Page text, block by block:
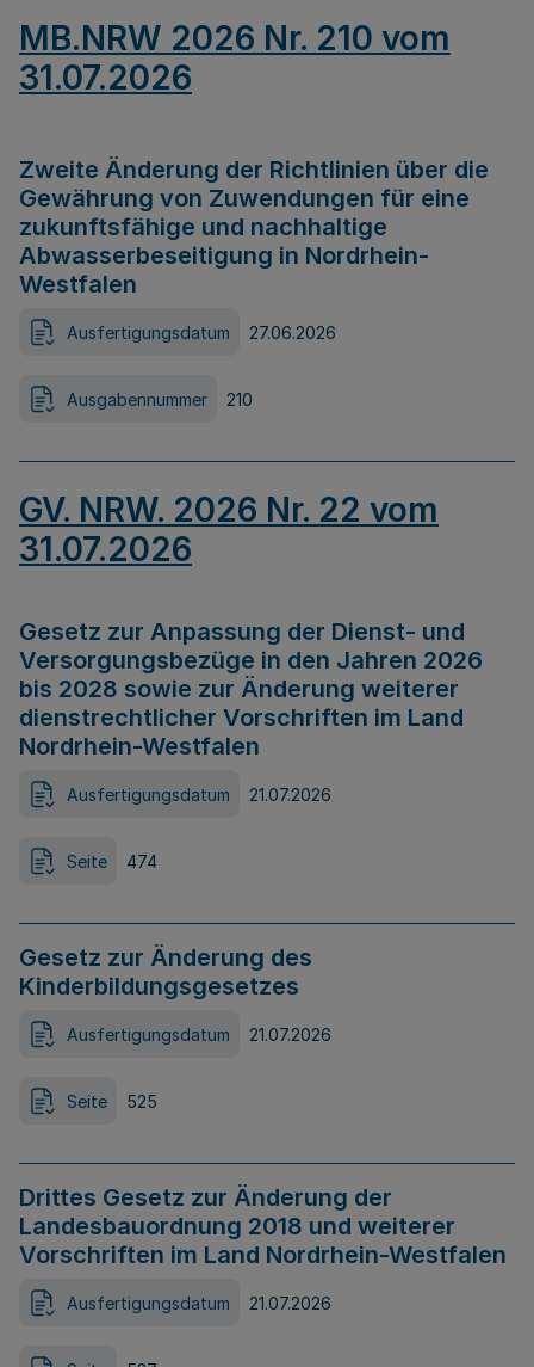
MB.NRW 2026 Nr. 210 vom
31.07.2026
Zweite Änderung der Richtlinien über die
Gewährung von Zuwendungen für eine
zukunftsfähige und nachhaltige
Abwasserbeseitigung in Nordrhein-
Westfalen
Ausfertigungsdatum 27.06.2026
Ausgabennummer 210
GV. NRW. 2026 Nr. 22 vom
31.07.2026
Gesetz zur Anpassung der Dienst- und
Versorgungsbezüge in den Jahren 2026
bis 2028 sowie zur Änderung weiterer
dienstrechtlicher Vorschriften im Land
Nordrhein-Westfalen
Ausfertigungsdatum 21.07.2026
Seite 474
Gesetz zur Änderung des
Kinderbildungsgesetzes
Ausfertigungsdatum 21.07.2026
Seite 525
Drittes Gesetz zur Änderung der
Landesbauordnung 2018 und weiterer
Vorschriften im Land Nordrhein-Westfalen
Ausfertigungsdatum 21.07.2026